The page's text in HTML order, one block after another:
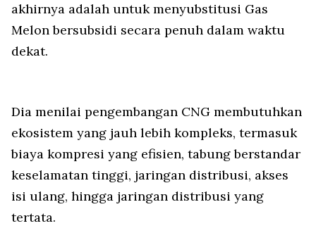
akhirnya adalah untuk menyubstitusi Gas
Melon bersubsidi secara penuh dalam waktu
dekat.
Dia menilai pengembangan CNG membutuhkan
ekosistem yang jauh lebih kompleks, termasuk
biaya kompresi yang efisien, tabung berstandar
keselamatan tinggi, jaringan distribusi, akses
isi ulang, hingga jaringan distribusi yang
tertata.